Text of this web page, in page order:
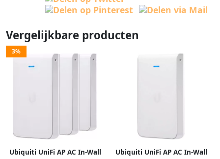
Vergelijkbare producten
3%
Ubiquiti UniFi AP AC In-Wall
Ubiquiti UniFi AP AC In-Wall